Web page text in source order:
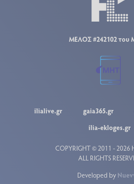
ΜΕΛΟΣ #242102 του
ilialive.gr gaia365.gr
ilia-ekloges.gr
COPYRIGHT © 2011 - 2026
ALL RIGHTS
Developed by